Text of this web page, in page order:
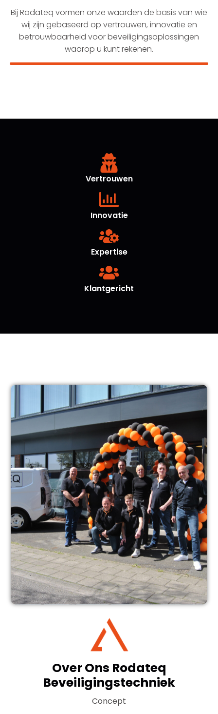
Bij Rodateq vormen onze waarden de basis van wie
wij zijn gebaseerd op vertrouwen, innovatie en
betrouwbaarheid voor beveiligingsoplossingen
waarop u kunt rekenen.
Vertrouwen
Innovatie
Expertise
Klantgericht
Over Ons Rodateq
Beveiligingstechniek
Concept